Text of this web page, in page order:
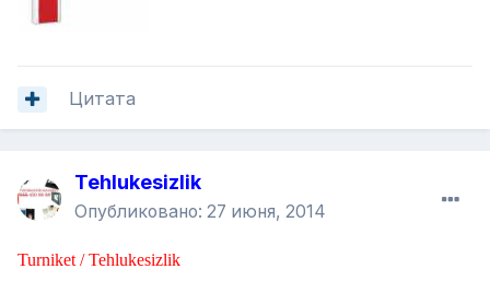
Цитата
Tehlukesizlik
Опубликовано: 27 июня, 2014
Turniket / Tehlukesizlik